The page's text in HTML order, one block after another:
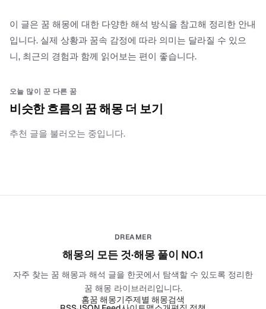
이 글은 꿈 해몽에 대한 다양한 해석 방식을 참고해 정리한 안내
입니다. 실제 상황과 꿈속 감정에 따라 의미는 달라질 수 있으
니, 최근의 경험과 함께 읽어보는 편이 좋습니다.
오늘 많이 꾼 다른 꿈
비슷한 흐름의 꿈 해몽 더 보기
추천 글을 불러오는 중입니다.
DREAMER
해몽의 모든 것·해몽 풀이 NO.1
자주 찾는 꿈 해몽과 해석 글을 한곳에서 탐색할 수 있도록 정리한
꿈 해몽 라이브러리입니다.
홈꿈 해몽기주제별 해몽검색